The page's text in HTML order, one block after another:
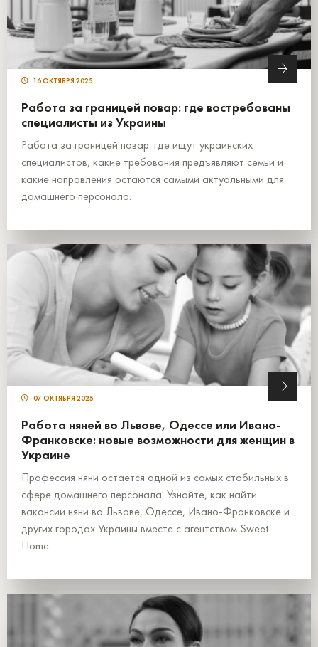
16 ОКТЯБРЯ 2025
Работа за границей повар: где востребованы
специалисты из Украины
Работа за границей повар: где ищут украинских
специалистов, какие требования предъявляют семьи и
какие направления остаются самыми актуальными для
домашнего персонала.
07 ОКТЯБРЯ 2025
Работа няней во Львове, Одессе или Ивано-
Франковске: новые возможности для женщин в
Украине
Профессия няни остаётся одной из самых стабильных в
сфере домашнего персонала. Узнайте, как найти
вакансии няни во Львове, Одессе, Ивано-Франковске и
других городах Украины вместе с агентством Sweet
Home.